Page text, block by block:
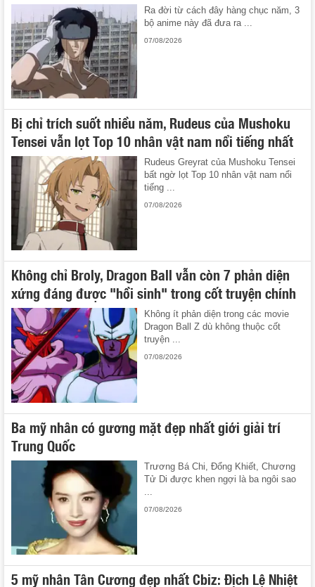
Ra đời từ cách đây hàng chục năm, 3
bộ anime này đã đưa ra ...
07/08/2026
Bị chỉ trích suốt nhiều năm, Rudeus của Mushoku
Tensei vẫn lọt Top 10 nhân vật nam nổi tiếng nhất
Rudeus Greyrat của Mushoku Tensei
bất ngờ lọt Top 10 nhân vật nam nổi
tiếng ...
07/08/2026
Không chỉ Broly, Dragon Ball vẫn còn 7 phản diện
xứng đáng được "hồi sinh" trong cốt truyện chính
Không ít phản diện trong các movie
Dragon Ball Z dù không thuộc cốt
truyện ...
07/08/2026
Ba mỹ nhân có gương mặt đẹp nhất giới giải trí
Trung Quốc
Trương Bá Chi, Đổng Khiết, Chương
Tử Di được khen ngợi là ba ngôi sao
07/08/2026
5 mỹ nhân Tân Cương đẹp nhất Cbiz: Địch Lệ Nhiệt